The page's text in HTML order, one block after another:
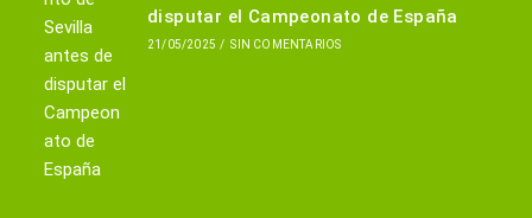
disputar el Campeonato de España
21/05/2025 / SIN COMENTARIOS